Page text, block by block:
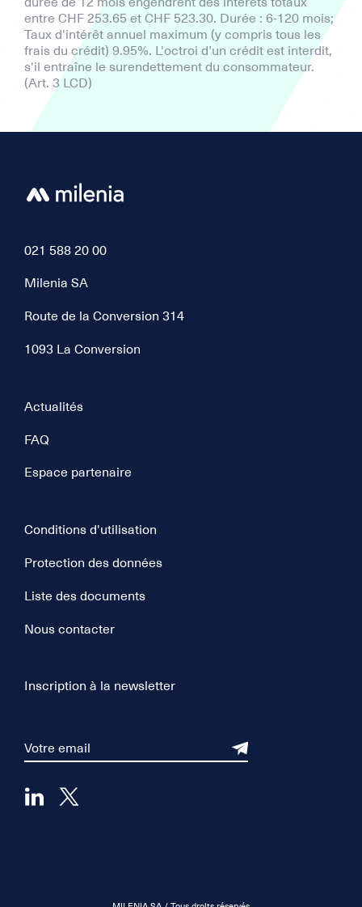
entre CHF 253.65 et CHF 523.30. Durée : 6-120 mois;
Taux d'intérêt annuel maximum (y compris tous les
frais du crédit) 9.95%. L'octroi d’un crédit est interdit,
s'il entraîne le surendettement du consommateur.
(Art. 3 LCD)
021 588 20 00
Milenia SA
Route de la Conversion 314
1093 La Conversion
Actualités
FAQ
Espace partenaire
Conditions d'utilisation
Protection des données
Liste des documents
Nous contacter
Inscription à la newsletter